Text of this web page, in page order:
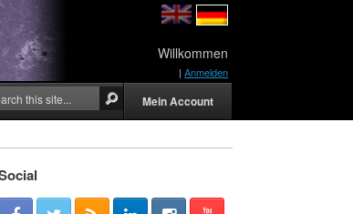
Willkommen
| Anmelden
Mein Account